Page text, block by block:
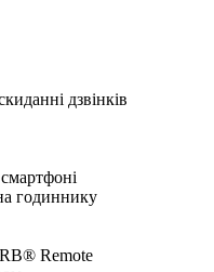
дзвінків
годиннику
Remote